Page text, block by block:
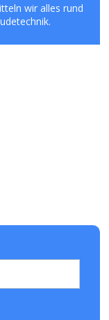
wir alles rund